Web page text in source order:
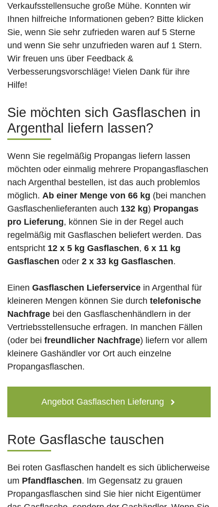
Verkaufsstellensuche große Mühe. Konnten wir
Ihnen hilfreiche Informationen geben? Bitte klicken
Sie, wenn Sie sehr zufrieden waren auf 5 Sterne
und wenn Sie sehr unzufrieden waren auf 1 Stern.
Wir freuen uns über Feedback &
Verbesserungsvorschläge! Vielen Dank für ihre
Hilfe!
Sie möchten sich Gasflaschen in
Argenthal liefern lassen?
Wenn Sie regelmäßig Propangas liefern lassen
möchten oder einmalig mehrere Propangasflaschen
nach Argenthal bestellen, ist das auch problemlos
möglich. Ab einer Menge von 66 kg (bei manchen
Gasflaschenlieferanten auch 132 kg) Propangas
pro Lieferung, können Sie in der Regel auch
regelmäßig mit Gasflaschen beliefert werden. Das
entspricht 12 x 5 kg Gasflaschen, 6 x 11 kg
Gasflaschen oder 2 x 33 kg Gasflaschen.
Einen Gasflaschen Lieferservice in Argenthal für
kleineren Mengen können Sie durch telefonische
Nachfrage bei den Gasflaschenhändlern in der
Vertriebsstellensuche erfragen. In manchen Fällen
(oder bei freundlicher Nachfrage) liefern vor allem
kleinere Gashändler vor Ort auch einzelne
Propangasflaschen.
Angebot Gasflaschen Lieferung
Rote Gasflasche tauschen
Bei roten Gasflaschen handelt es sich üblicherweise
um Pfandflaschen. Im Gegensatz zu grauen
Propangasflaschen sind Sie hier nicht Eigentümer